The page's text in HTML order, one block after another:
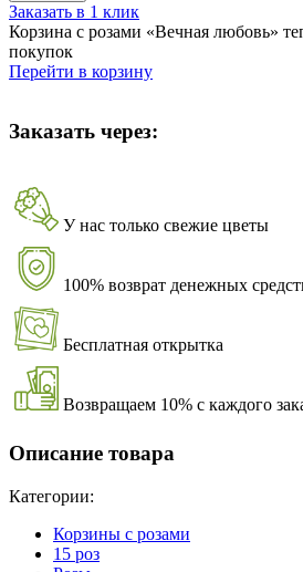
Заказать в 1 клик
Корзина с розами «Вечная любовь»
покупок
Перейти в корзину
Заказать через:
У нас только свежие цветы
100% возврат денежных
Бесплатная открытка
Возвращаем 10% с каждого
Описание товара
Категории:
Корзины с розами
15 роз